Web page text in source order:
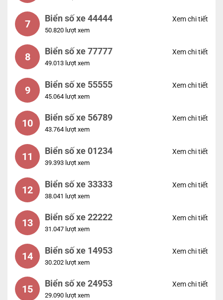
7 Biển số xe 44444
50.820 lượt xem
Xem chi tiết
8 Biển số xe 77777
49.013 lượt xem
Xem chi tiết
9 Biển số xe 55555
45.064 lượt xem
Xem chi tiết
10 Biển số xe 56789
43.764 lượt xem
Xem chi tiết
11 Biển số xe 01234
39.393 lượt xem
Xem chi tiết
12 Biển số xe 33333
38.041 lượt xem
Xem chi tiết
13 Biển số xe 22222
31.047 lượt xem
Xem chi tiết
14 Biển số xe 14953
30.202 lượt xem
Xem chi tiết
15 Biển số xe 24953
29.090 lượt xem
Xem chi tiết